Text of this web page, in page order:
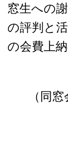
窓生への
の評判と
の会費上
（同